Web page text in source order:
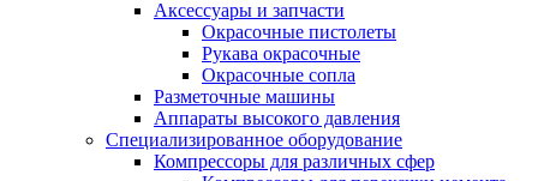
Аксессуары и запчасти
Окрасочные пистолеты
Рукава окрасочные
Окрасочные сопла
Разметочные машины
Аппараты высокого давления
Специализированное оборудование
Компрессоры для различных сфер